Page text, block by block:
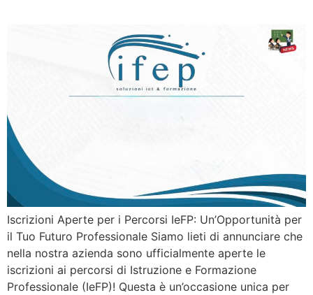
Iscrizioni Aperte per i Percorsi IeFP: Un’Opportunità per
il Tuo Futuro Professionale Siamo lieti di annunciare che
nella nostra azienda sono ufficialmente aperte le
iscrizioni ai percorsi di Istruzione e Formazione
Professionale (IeFP)! Questa è un’occasione unica per